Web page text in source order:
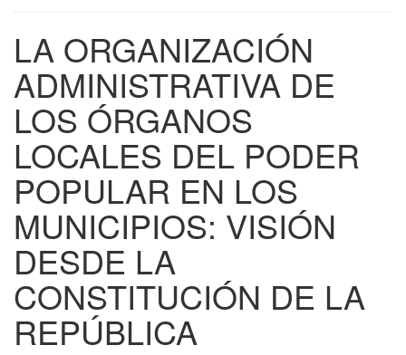
LA ORGANIZACIÓN
ADMINISTRATIVA DE
LOS ÓRGANOS
LOCALES DEL PODER
POPULAR EN LOS
MUNICIPIOS: VISIÓN
DESDE LA
CONSTITUCIÓN DE LA
REPÚBLICA